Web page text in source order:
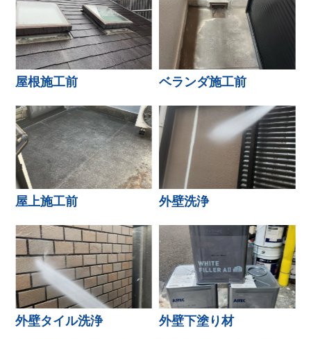
屋根施工前 ベランダ施工前
屋上施工前 外壁洗浄
外壁タイル洗浄 外壁下塗り材